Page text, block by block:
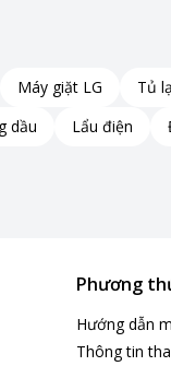
Máy giặt LG
Tủ
dầu Lẩu điện
Phương
Hướng dẫn
Thông tin